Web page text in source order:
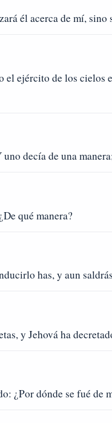
él acerca de mí, sino
ejército de los cielos
decía de una
qué manera?
has, y aun
y Jehová ha
¿Por dónde se fué de